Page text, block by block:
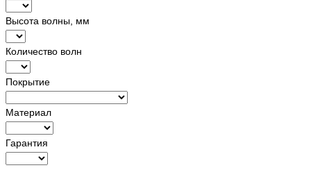
Высота волны, мм
Количество волн
Покрытие
Материал
Гарантия